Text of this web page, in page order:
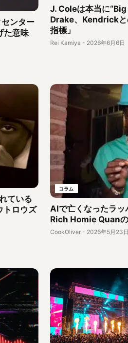
ンター
た意味
J. Coleは本当に
Drake、Kendrickと
指標」
Rei Kamiya - 2026年6月6日
ている
トロウズ
コラム
AIで亡くなったラッ
Rich Homie Quan
CookOliver - 2026年5月23日